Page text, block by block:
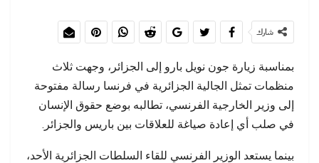
شارك
بمناسبة زيارة جون نويل بارو إلى الجزائر، وجهت ثلاث
منظمات تمثل الجالية الجزائرية في فرنسا رسالة مفتوحة
إلى وزير الخارجية الفرنسي، تطالبه بوضع حقوق الإنسان
في صلب أي إعادة صياغة للعلاقات بين باريس والجزائر.
بينما يستعد الوزير الفرنسي للقاء السلطات الجزائرية الأحد،